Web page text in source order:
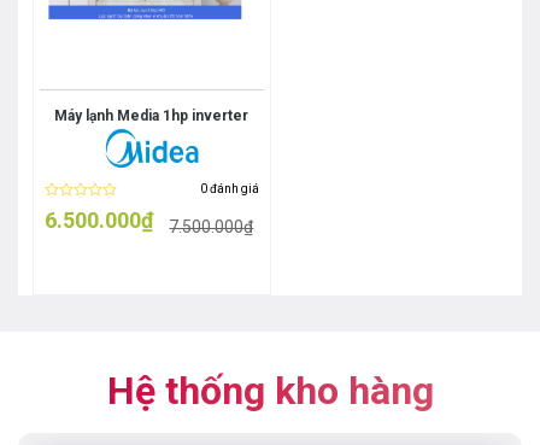
Máy lạnh Media 1hp inverter
Được
xếp
0 đánh giá
7.500.000₫
Giá
6.500.000₫
Giá
Hệ thống kho hàng